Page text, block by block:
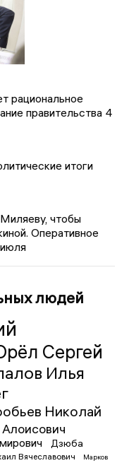
рациональное
правительства 4
итоги
чтобы
Оперативное
людей
Сергей
Илья
Николай
Дзюба
Вячеславович
Марков